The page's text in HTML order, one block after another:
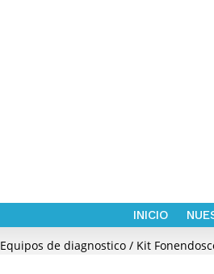
INICIO
Equipos de diagnostico / Kit